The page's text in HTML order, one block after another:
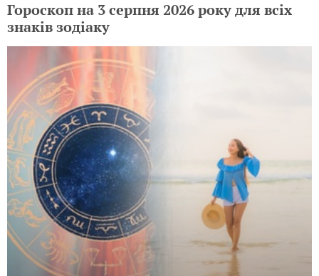
Переваги дистанційного навчання: чи
варто обирати цей формат для вашої
дитини